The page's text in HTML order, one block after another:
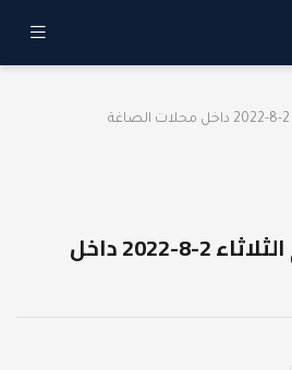
أسعار الذهب اليوم الثلاثاء 2-8-2022 داخل